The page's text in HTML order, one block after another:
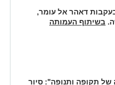
בעקבות דאהר אל עומר,
בשיתוף העמותה
סיור